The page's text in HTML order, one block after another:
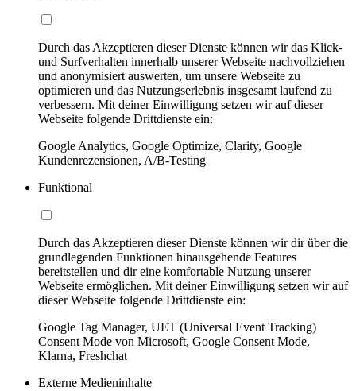
Durch das Akzeptieren dieser Dienste können wir das Klick-
und Surfverhalten innerhalb unserer Webseite nachvollziehen
und anonymisiert auswerten, um unsere Webseite zu
optimieren und das Nutzungserlebnis insgesamt laufend zu
verbessern. Mit deiner Einwilligung setzen wir auf dieser
Webseite folgende Drittdienste ein:
Google Analytics, Google Optimize, Clarity, Google
Kundenrezensionen, A/B-Testing
Funktional
Durch das Akzeptieren dieser Dienste können wir dir über die
grundlegenden Funktionen hinausgehende Features
bereitstellen und dir eine komfortable Nutzung unserer
Webseite ermöglichen. Mit deiner Einwilligung setzen wir auf
dieser Webseite folgende Drittdienste ein:
Google Tag Manager, UET (Universal Event Tracking)
Consent Mode von Microsoft, Google Consent Mode,
Klarna, Freshchat
Externe Medieninhalte